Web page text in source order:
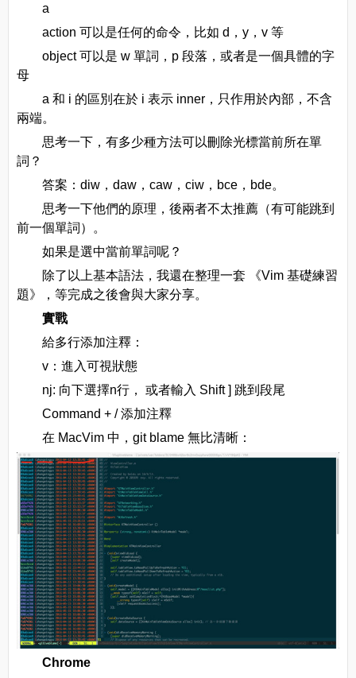
a
action 可以是任何的命令，比如 d，y，v 等
object 可以是 w 單詞，p 段落，或者是一個具體的字
母
a 和 i 的區別在於 i 表示 inner，只作用於內部，不含
兩端。
思考一下，有多少種方法可以刪除光標當前所在單
詞？
答案：diw，daw，caw，ciw，bce，bde。
思考一下他們的原理，後兩者不太推薦（有可能跳到
前一個單詞）。
如果是選中當前單詞呢？
除了以上基本語法，我還在整理一套 《Vim 基礎練習
題》，等完成之後會與大家分享。
實戰
給多行添加注釋：
v：進入可視狀態
nj: 向下選擇n行， 或者輸入 Shift ] 跳到段尾
Command + / 添加注釋
在 MacVim 中，git blame 無比清晰：
Chrome